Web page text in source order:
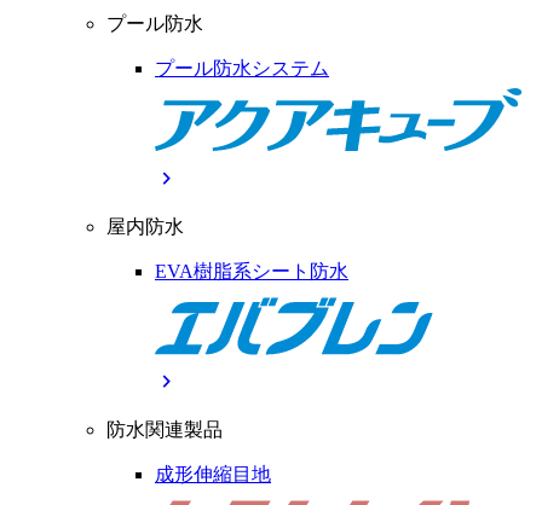
プール防水
プール防水システム
chevron_right
屋内防水
EVA樹脂系シート防水
chevron_right
防水関連製品
成形伸縮目地